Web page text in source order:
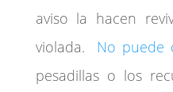
aviso la hacen
violada. No puede
pesadillas o los